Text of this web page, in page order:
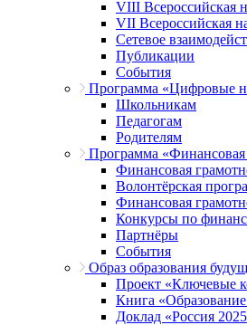
VIII Всероссийская
VII Всероссийская
Сетевое
Публикации
События
Программа «Цифровые
Школьникам
Педагогам
Родителям
Программа «Финансовая
Финансовая
Волонтёрская
Финансовая
Конкурсы по
Партнёры
События
Образ образования
Проект «Ключевые
Книга
Доклад «Россия